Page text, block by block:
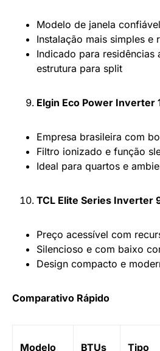
Modelo de janela confiável
Instalação mais simples e
Indicado para residências
estrutura para split
Elgin Eco Power Inverter
Empresa brasileira com
Filtro ionizado e função
Ideal para quartos e
TCL Elite Series Inverter
Preço acessível com
Silencioso e com baixo
Design compacto e
Comparativo Rápido
Modelo BTUs Tipo